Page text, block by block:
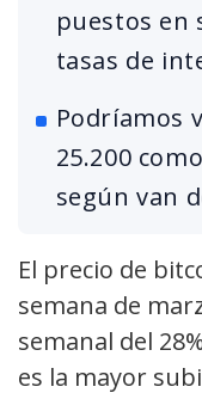
puestos en
tasas de
Podríamos
25.200
según van
El precio de
semana de
semanal del
es la mayor